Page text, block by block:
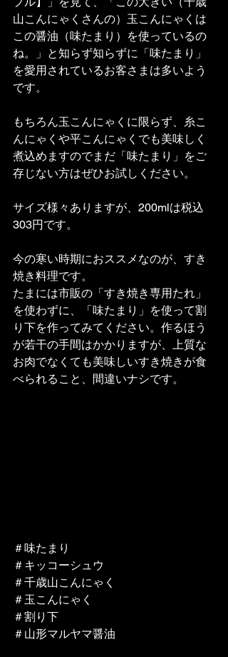
山こんにゃくさんの）玉こんにゃくは
この醤油（味たまり）を使っているの
ね。」と知らず知らずに「味たまり」
を愛用されているお客さまは多いよう
です。
もちろん玉こんにゃくに限らず、糸こ
んにゃくや平こんにゃくでも美味しく
煮込めますのでまだ「味たまり」をご
存じない方はぜひお試しください。
サイズ様々ありますが、200mlは税込
303円です。
今の寒い時期におススメなのが、すき
焼き料理です。
たまには市販の「すき焼き専用たれ」
を使わずに、「味たまり」を使って割
り下を作ってみてください。作るほう
が若干の手間はかかりますが、上質な
お肉でなくても美味しいすき焼きが食
べられること、間違いナシです。
＃味たまり
＃キッコーシュウ
＃千歳山こんにゃく
＃玉こんにゃく
＃割り下
＃山形マルヤマ醤油